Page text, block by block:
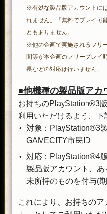
※有効な製品版アカウントに
れません。「無料でプレイ可
ともありません。
※他の企画で実施されるフリ
間等が本企画のフリープレイ
長などの対応は行いません。
■他機種の製品版アカ
お持ちのPlayStation®3
利用いただけるよう、下
対象：PlayStation®3
GAMECITY市民ID
対応：PlayStation®4
製品版アカウント、あ
未所持のものを付与(
これにより、お持ちのア